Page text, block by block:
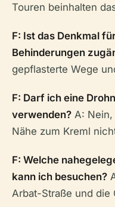
Touren beinhalten
F: Ist das Denkmal
Behinderungen
gepflasterte Wege
F: Darf ich eine
verwenden? A:
Nähe zum Kreml
F: Welche
kann ich besuchen?
Arbat-Straße und die